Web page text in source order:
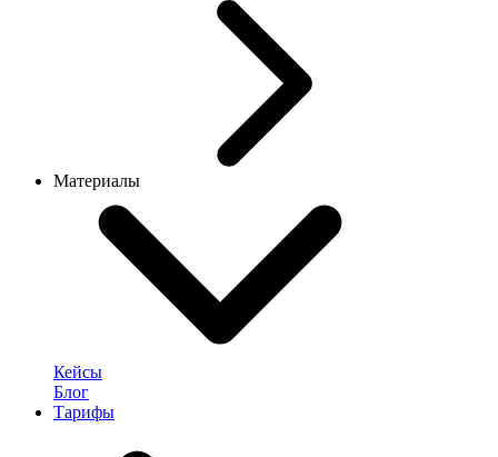
Материалы
Кейсы
Блог
Тарифы